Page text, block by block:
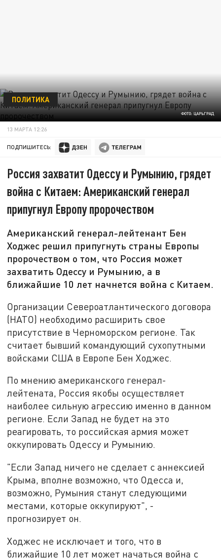
ФОТО: ЦАРЬГРАД
ПОЛИТИКА
13 МАРТА 12:26
ПОДПИШИТЕСЬ:
Россия захватит Одессу и Румынию, грядет
война с Китаем: Американский генерал
припугнул Европу пророчеством
Американский генерал-лейтенант Бен
Ходжес решил припугнуть страны Европы
пророчеством о том, что Россия может
захватить Одессу и Румынию, а в
ближайшие 10 лет начнется война с Китаем.
Организации Североатлантического договора
(НАТО) необходимо расширить свое
присутствие в Черноморском регионе. Так
считает бывший командующий сухопутными
войсками США в Европе Бен Ходжес.
По мнению американского генерал-
лейтената, Россия якобы осуществляет
наиболее сильную агрессию именно в данном
регионе. Если Запад не будет на это
реагировать, то российская армия может
оккупировать Одессу и Румынию.
"Если Запад ничего не сделает с аннексией
Крыма, вполне возможно, что Одесса и,
возможно, Румыния станут следующими
местами, которые оккупируют", -
прогнозирует он.
Ходжес не исключает и того, что в
ближайшие 10 лет может начаться война с